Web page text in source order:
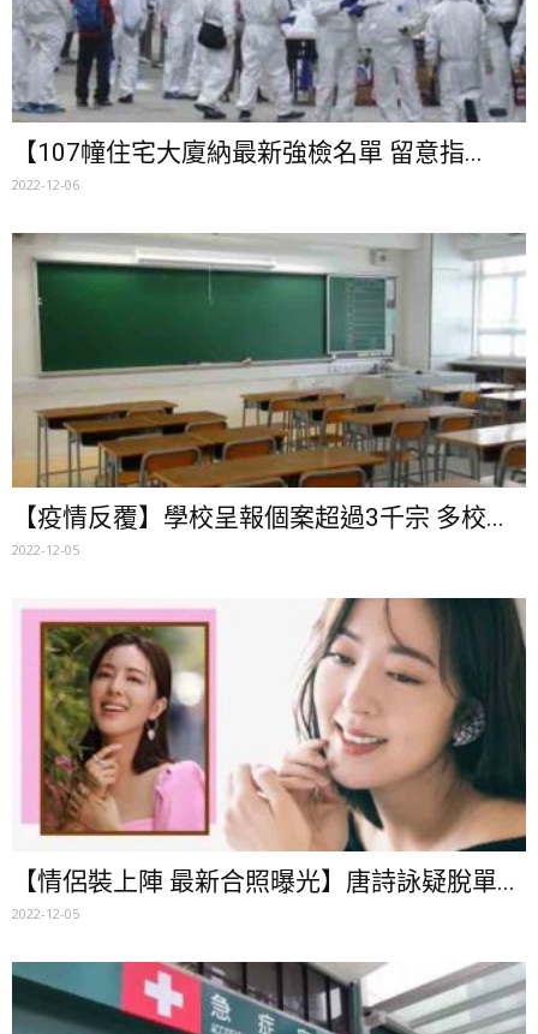
【107幢住宅大廈納最新強檢名單 留意指...
2022-12-06
【疫情反覆】學校呈報個案超過3千宗 多校...
2022-12-05
【情侶裝上陣 最新合照曝光】唐詩詠疑脫單...
2022-12-05